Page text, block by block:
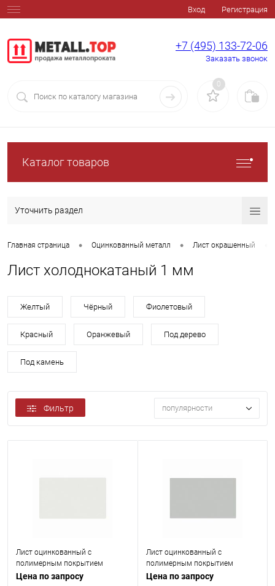
Вход Регистрация
+7 (495) 133-72-06
Заказать звонок
0
Каталог товаров
Уточнить раздел
Главная страница • Оцинкованный металл • Лист окрашенный
Лист холоднокатаный 1 мм
Желтый Чёрный Фиолетовый
Красный Оранжевый Под дерево
Под камень
Фильтр популярности
Лист оцинкованный с
полимерным покрытием
(окрашенный) 0.7 мм RAL 9003
Цена по запросу
Лист оцинкованный с
полимерным покрытием
(окрашенный) 1 мм RAL 7035
Цена по запросу